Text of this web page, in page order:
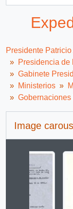
Presidente
Presidencia de
Gabinete
Ministerios
Image
Changing